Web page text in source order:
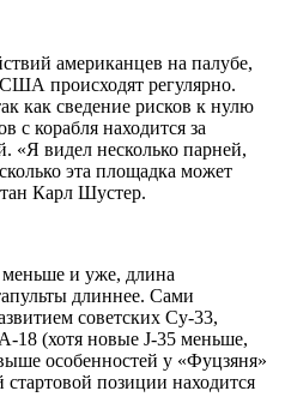
американцев на палубе,
происходят регулярно.
как сведение рисков к нулю
с корабля находится за
«Я видел несколько парней,
эта площадка может
Карл Шустер.
меньше и уже, длина
длиннее. Сами
советских Су-33,
18 (хотя новые J-35 меньше,
особенностей у «Фуцзяня»
позиции находится